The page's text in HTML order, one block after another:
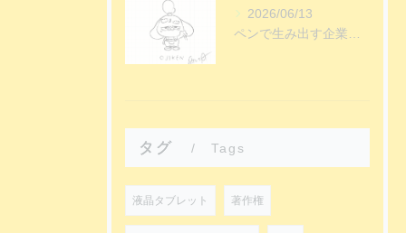
2026/06/13
タグ Tags
液晶タブレット 著作権